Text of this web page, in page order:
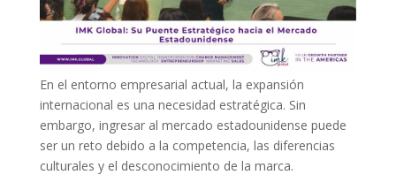
En el entorno empresarial actual, la expansión
internacional es una necesidad estratégica. Sin
embargo, ingresar al mercado estadounidense puede
ser un reto debido a la competencia, las diferencias
culturales y el desconocimiento de la marca.